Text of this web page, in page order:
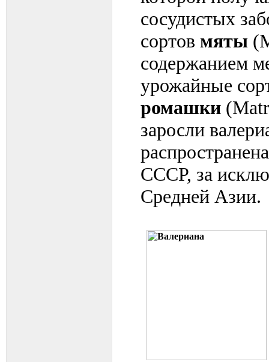
сосудистых
сортов мяты
содержанием
урожайные
ромашки
заросли
СССР, за
Средней Азии.